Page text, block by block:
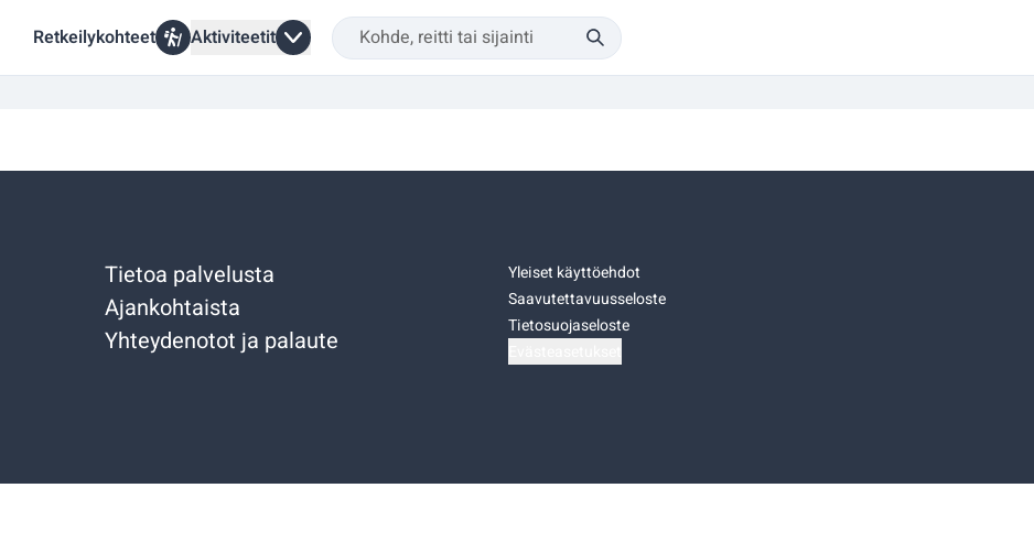
Retkeilykohteet Aktiviteetit
Tietoa palvelusta
Ajankohtaista
Yhteydenotot ja palaute
Yleiset käyttöehdot
Saavutettavuusseloste
Tietosuojaseloste